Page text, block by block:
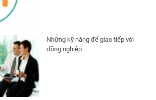
Những kỹ năng để giao tiếp với
đồng nghiệp